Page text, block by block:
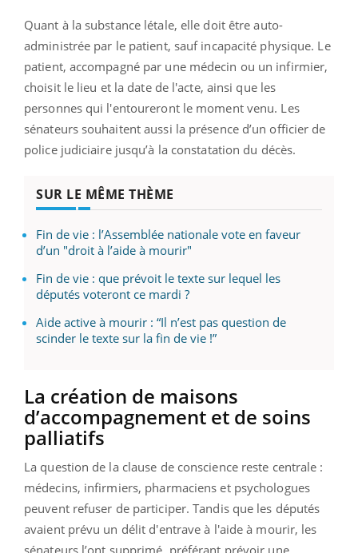
Quant à la substance létale, elle doit être auto-
administrée par le patient, sauf incapacité physique. Le
patient, accompagné par une médecin ou un infirmier,
choisit le lieu et la date de l'acte, ainsi que les
personnes qui l'entoureront le moment venu. Les
sénateurs souhaitent aussi la présence d’un officier de
police judiciaire jusqu’à la constatation du décès.
SUR LE MÊME THÈME
Fin de vie : l’Assemblée nationale vote en faveur
d’un "droit à l’aide à mourir"
Fin de vie : que prévoit le texte sur lequel les
députés voteront ce mardi ?
Aide active à mourir : “Il n’est pas question de
scinder le texte sur la fin de vie !”
La création de maisons
d’accompagnement et de soins
palliatifs
La question de la clause de conscience reste centrale :
médecins, infirmiers, pharmaciens et psychologues
peuvent refuser de participer. Tandis que les députés
avaient prévu un délit d'entrave à l'aide à mourir, les
sénateurs l’ont supprimé, préférant prévoir une